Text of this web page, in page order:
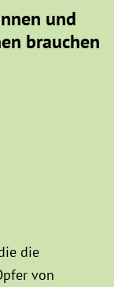
und
brauchen
die
von